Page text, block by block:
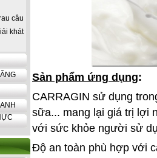
câu
khát
Sản phẩm ứng dụng:
CARRAGIN sử dụng
sữa... mang lại giá trị lợi
với sức khỏe người sử
Độ an toàn phù hợp với